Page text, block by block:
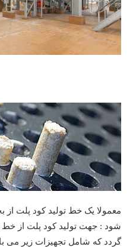
معمولا یک خط تولید کود پلت
شود : جهت تولید کود پلت از خط